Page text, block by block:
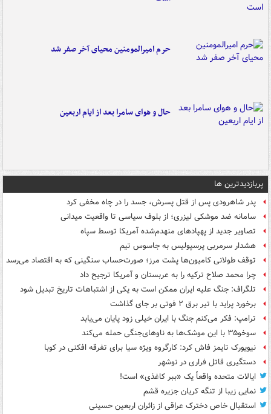
حرم امیرالمومنین محیای آخر صفر شد
حال و هوای سامرا بعد از ایام اربعین
پربازدیدترین ها
پدر شاهرودی پس از قتل پسرش، جسد را در چاه مخفی کرد
سامانه ضد موشکی لیزری؛ از بلوف سیاسی تا واقعیت میدانی
تصاویر جدید از پهپادهای منهدم‌شده آمریکا توسط سپاه
هشدار سرمربی پرسپولیس به جاسوس تیم
توقف طولانی کامیون‌ها پشت مرز؛ صورت‌حساب سنگینی که به اقتصاد می‌رسد
چرا محمد صلاح ترکیه را به عربستان و آمریکا ترجیح داد
تلگراف: جنگ علیه ایران ممکن است به یکی از اشتباهات تاریخ تبدیل شود
برخورد پراید با تیر برق ۲ فوتی بر جای گذاشت
ترامپ: فکر می‌کنم جنگ با ایران خیلی زود پایان می‌یابد
سوخو۳۵ با این موشک‌ها به ناوهای‌جنگی حمله می‌کند
نیویورک تایمز فاش کرد: کارگروه ویژه سیا برای تفرقه افکنی در کوبا
دستگیری قاتل فراری در نوشهر
ایالات متحده واقعاً یک «ببر کاغذی» است!
نمایی زیبا از تنگه کریان جزیره قشم
استقبال خاص دخترک عراقی از زائران اربعین حسینی